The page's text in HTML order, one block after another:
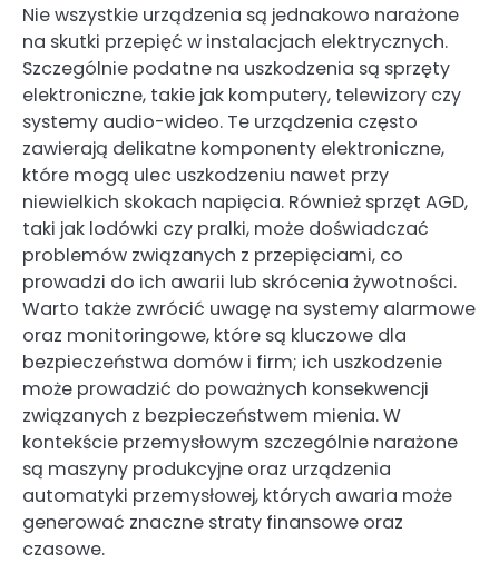
Nie wszystkie urządzenia są jednakowo narażone
na skutki przepięć w instalacjach elektrycznych.
Szczególnie podatne na uszkodzenia są sprzęty
elektroniczne, takie jak komputery, telewizory czy
systemy audio-wideo. Te urządzenia często
zawierają delikatne komponenty elektroniczne,
które mogą ulec uszkodzeniu nawet przy
niewielkich skokach napięcia. Również sprzęt AGD,
taki jak lodówki czy pralki, może doświadczać
problemów związanych z przepięciami, co
prowadzi do ich awarii lub skrócenia żywotności.
Warto także zwrócić uwagę na systemy alarmowe
oraz monitoringowe, które są kluczowe dla
bezpieczeństwa domów i firm; ich uszkodzenie
może prowadzić do poważnych konsekwencji
związanych z bezpieczeństwem mienia. W
kontekście przemysłowym szczególnie narażone
są maszyny produkcyjne oraz urządzenia
automatyki przemysłowej, których awaria może
generować znaczne straty finansowe oraz
czasowe.